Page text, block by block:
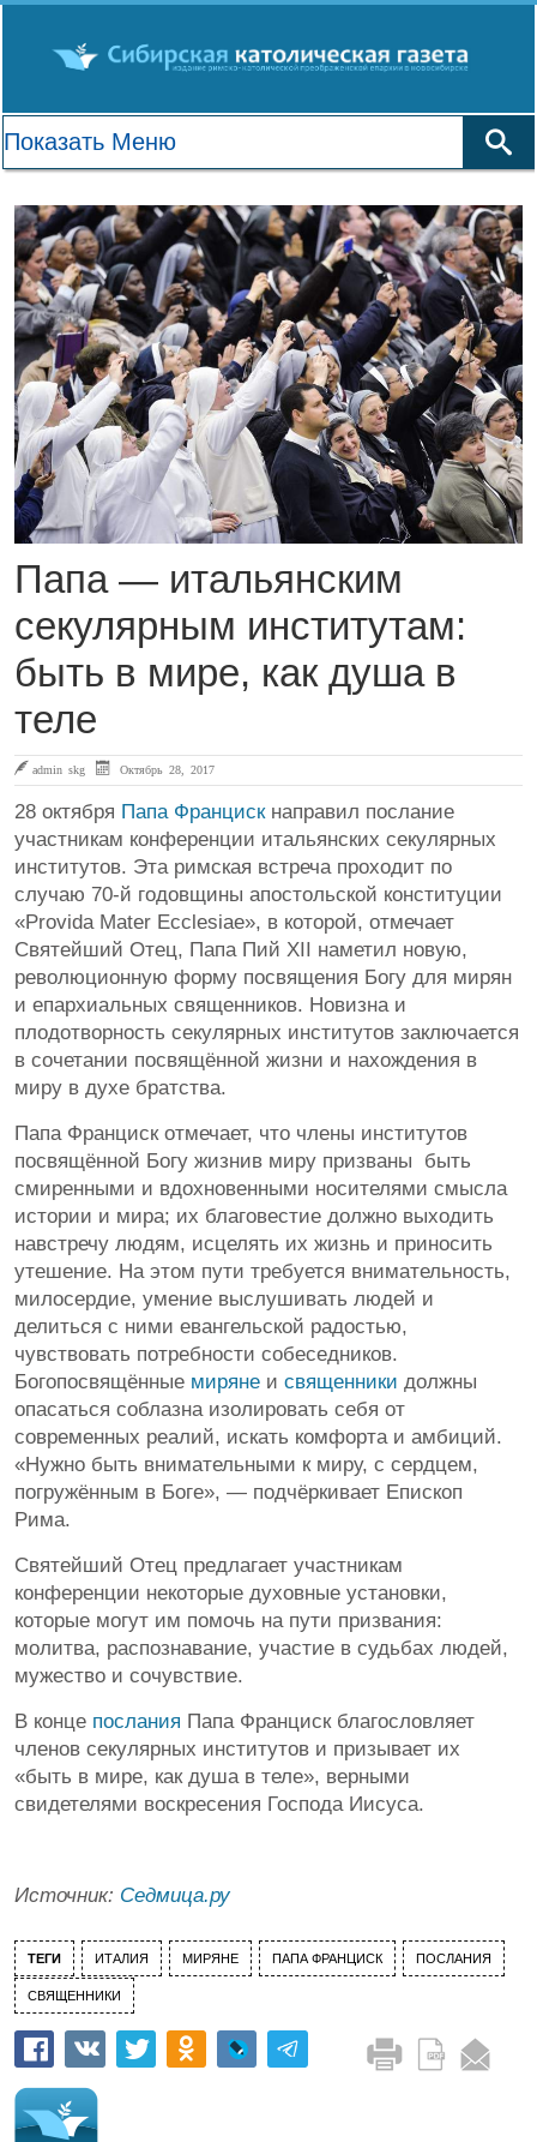
Папа — итальянским
секулярным институтам:
быть в мире, как душа в
теле
admin skg Октябрь 28, 2017
28 октября Папа Францискнаправил послание
участникам конференции итальянских секулярных
институтов. Эта римская встреча проходит по
случаю 70-й годовщины апостольской конституции
«Provida Mater Ecclesiae», в которой, отмечает
Святейший Отец, Папа Пий XII наметил новую,
революционную форму посвящения Богу для мирян
и епархиальных священников. Новизна и
плодотворность секулярных институтов заключается
в сочетании посвящённой жизни и нахождения в
миру в духе братства.
Папа Франциск отмечает, что члены институтов
посвящённой Богу жизнив миру призваны быть
смиренными и вдохновенными носителями смысла
истории и мира; их благовестие должно выходить
навстречу людям, исцелять их жизнь и приносить
утешение. На этом пути требуется внимательность,
милосердие, умение выслушивать людей и
делиться с ними евангельской радостью,
чувствовать потребности собеседников.
Богопосвящённые миряне и священники должны
опасаться соблазна изолировать себя от
современных реалий, искать комфорта и амбиций.
«Нужно быть внимательными к миру, с сердцем,
погружённым в Боге», — подчёркивает Епископ
Рима.
Святейший Отец предлагает участникам
конференции некоторые духовные установки,
которые могут им помочь на пути призвания:
молитва, распознавание, участие в судьбах людей,
мужество и сочувствие.
В конце послания Папа Франциск благословляет
членов секулярных институтов и призывает их
«быть в мире, как душа в теле», верными
свидетелями воскресения Господа Иисуса.
Источник: Седмица.ру
ТЕГИ ИТАЛИЯ МИРЯНЕ ПАПА ФРАНЦИСК ПОСЛАНИЯ
СВЯЩЕННИКИ